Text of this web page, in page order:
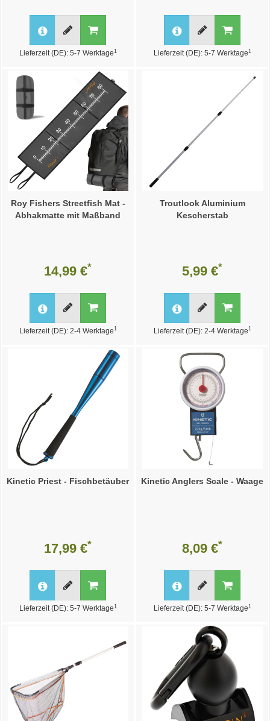
Lieferzeit (DE): 5-7 Werktage 1 Lieferzeit (DE): 5-7 Werktage 1
Roy Fishers Streetfish Mat -
Abhakmatte mit Maßband
14,99 €*
Lieferzeit (DE): 2-4 Werktage1
Troutlook Aluminium
Kescherstab
5,99 €*
Lieferzeit (DE): 2-4 Werktage1
Kinetic Priest - Fischbetäuber
17,99 €*
Lieferzeit (DE): 5-7 Werktage 1
Kinetic Anglers Scale - Waage
8,09 €*
Lieferzeit (DE): 5-7 Werktage 1